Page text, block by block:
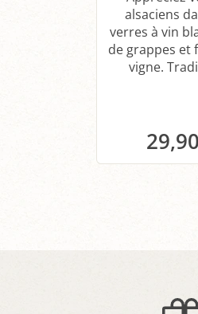
alsaciens
verres à vin
de grappes et
vigne.